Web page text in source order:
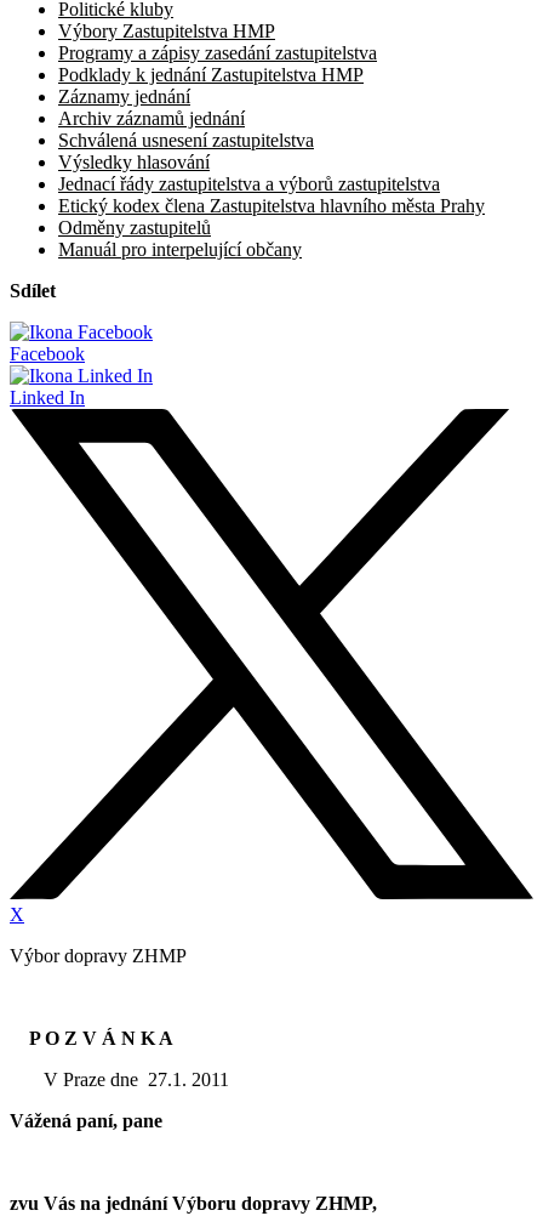
Politické kluby
Výbory Zastupitelstva HMP
Programy a zápisy zasedání zastupitelstva
Podklady k jednání Zastupitelstva HMP
Záznamy jednání
Archiv záznamů jednání
Schválená usnesení zastupitelstva
Výsledky hlasování
Jednací řády zastupitelstva a výborů zastupitelstva
Etický kodex člena Zastupitelstva hlavního města Prahy
Odměny zastupitelů
Manuál pro interpelující občany
Sdílet
Facebook
Linked In
X
Výbor dopravy ZHMP
P O Z V Á N K A
V Praze dne 27.1. 2011
Vážená paní, pane
zvu Vás na jednání Výboru dopravy ZHMP,